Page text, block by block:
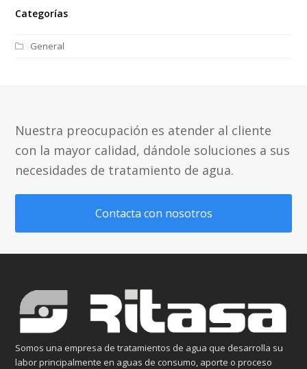
Categorías
General
Nuestra preocupación es atender al cliente
con la mayor calidad, dándole soluciones a sus
necesidades de tratamiento de agua.
Contacta con nosotros
Somos una empresa de tratamientos de agua que desarrolla su
labor principalmente en aguas de consumo, aporte o proceso